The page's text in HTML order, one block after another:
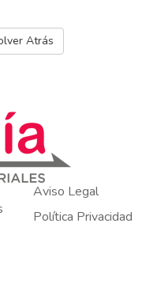
Atrás
Aviso Legal
Política Privacidad